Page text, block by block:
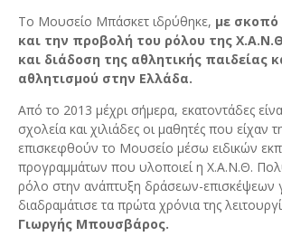
Το Μουσείο Μπάσκετ ιδρύθηκε, με σκοπό
και την προβολή του ρόλου της
και διάδοση της αθλητικής παιδείας
αθλητισμού στην Ελλάδα.
Από το 2013 μέχρι σήμερα, εκατοντάδες
σχολεία και χιλιάδες οι μαθητές που είχαν
επισκεφθούν το Μουσείο μέσω ειδικών
προγραμμάτων που υλοποιεί η Χ.Α.Ν.Θ.
ρόλο στην ανάπτυξη δράσεων-επισκέψεων
διαδραμάτισε τα πρώτα χρόνια της
Γιωργής Μπουσβάρος.